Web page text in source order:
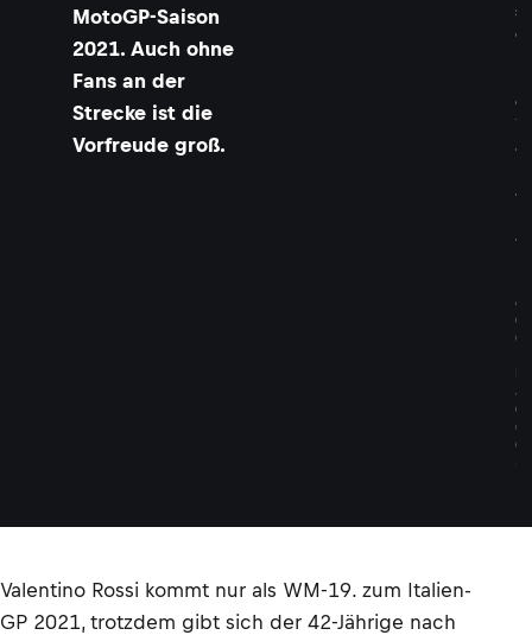
MotoGP-Saison
2021. Auch ohne
Fans an der
Strecke ist die
Vorfreude groß.
s
e
e
Y
a
a
a
©
G
O
&
G
O
O
Valentino Rossi kommt nur als WM-19. zum Italien-
GP 2021, trotzdem gibt sich der 42-Jährige nach